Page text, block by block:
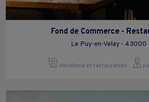
Fond de Commerce -
Le Puy-en-Velay - 43000
Hôtellerie et restauration